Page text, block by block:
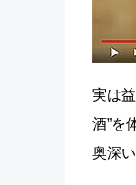
実は
酒”を
奥深